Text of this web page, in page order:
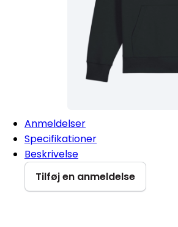
Anmeldelser
Specifikationer
Beskrivelse
Tilføj en anmeldelse